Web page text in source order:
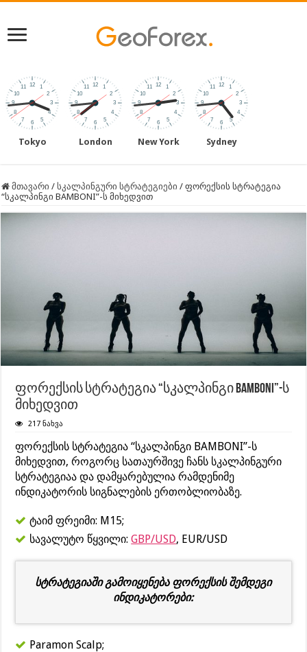
Tokyo London New York Sydney
მთავარი / სკალპინგური სტრატეგიები / ფორექსის სტრატეგია
“სკალპინგი BAMBONI”-ს მიხედვით
ფორექსის სტრატეგია “სკალპინგი BAMBONI”-ს
მიხედვით
217 ნახვა
ფორექსის სტრატეგია “სკალპინგი BAMBONI”-ს
მიხედვით, როგორც სათაურშივე ჩანს სკალპინგური
სტრატეგიაა და დამყარებულია რამდენიმე
ინდიკატორის სიგნალების ერთობლიობაზე.
ტაიმ ფრეიმი: M15;
სავალუტო წყვილი:GBP/USD, EUR/USD
სტრატეგიაში გამოიყენება ფორექსის შემდეგი
ინდიკატორები:
Paramon Scalp;